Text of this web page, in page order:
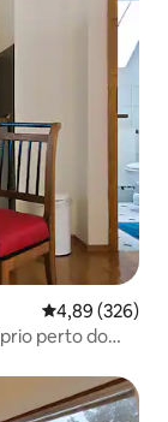
4,89 de uma
4,89 (326)
perto do